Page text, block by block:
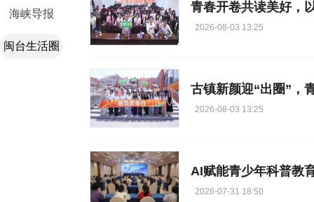
海峡导报
闽台生活圈
2026-08-03 13:25
2026-08-03 13:25
2026-07-31 18:50